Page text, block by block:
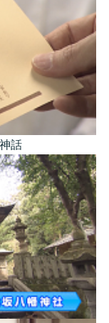
話